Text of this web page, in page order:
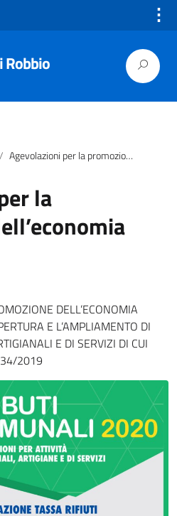
⋮
Robbio
Agevolazioni per la promozione dell’economia locale
la
DELL’ECONOMIA
E L’AMPLIAMENTO DI
E DI SERVIZI DI CUI
34/2019